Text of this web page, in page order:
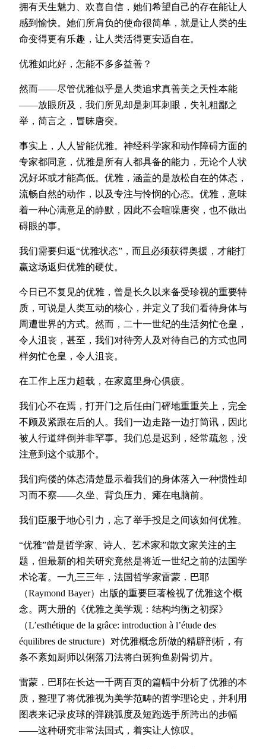
拥有天生魅力、欢喜自信，她们希望自己的存在能让人
感到愉快。她们所肩负的使命很简单，就是让人类的生
命变得更有乐趣，让人类活得更安适自在。
优雅如此好，怎能不多多益善？
然而——尽管优雅似乎是人类追求真善美之天性本能
——放眼所及，我们所见却是刺耳刺眼，失礼粗鄙之
举，简言之，冒昧唐突。
事实上，人人皆能优雅。神经科学家和动作障碍方面的
专家都同意，优雅是所有人都具备的能力，无论个人状
况好坏或才能高低。优雅，涵盖的是放松自在的体态，
流畅自然的动作，以及专注与怜悯的心态。优雅，意味
着一种心满意足的静默，因此不会喧噪唐突，也不做出
碍眼的事。
我们需要归返“优雅状态”，而且必须获得奥援，才能打
赢这场返归优雅的硬仗。
今日已不复见的优雅，曾是长久以来备受珍视的重要特
质，可说是人类互动的核心，并定义了我们看待身体与
周遭世界的方式。然而，二十一世纪的生活匆忙仓皇，
令人沮丧，甚至，我们对待旁人及对待自己的方式也同
样匆忙仓皇，令人沮丧。
在工作上压力超载，在家庭里身心俱疲。
我们心不在焉，打开门之后任由门砰地重重关上，完全
不顾及紧跟在后的人。我们一边走路一边打简讯，因此
被人行道绊倒并非罕事。我们总是迟到，经常疏忽，没
注意到这个或那个。
我们痀偻的体态清楚显示着我们的身体落入一种惯性却
习而不察——久坐、背负压力、瘫在电脑前。
我们臣服于地心引力，忘了举手投足之间该如何优雅。
“优雅”曾是哲学家、诗人、艺术家和散文家关注的主
题，但最新的相关研究竟然是将近一世纪之前的法国学
术论著。一九三三年，法国哲学家雷蒙．巴耶
（Raymond Bayer）出版的重要巨著检视了优雅这个概
念。两大册的《优雅之美学观：结构均衡之初探》
（L’esthétique de la grâce: introduction à l’étude des
équilibres de structure）对优雅概念所做的精辟剖析，有
条不紊如厨师以俐落刀法将白斑狗鱼剔骨切片。
雷蒙．巴耶在长达一千两百页的篇幅中分析了优雅的本
质，整理了将优雅视为美学范畴的哲学理论史，并利用
图表来记录皮球的弹跳弧度及短跑选手所跨出的步幅
——这种研究非常法国式，着实让人惊叹。